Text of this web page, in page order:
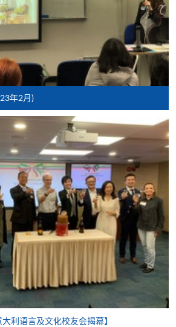
用卡缴交之款项，退款将直接退还
的信用卡户口。
明的学费外，个别课程或有其他额
络有关学科职员。
让他人。一经取录，学员不得转读
对特殊情况，可酌情处理。转读申
须缴付港币120元手续费。
遗失的支票或本票、付款收据或个
。
款证明书，请把填妥之申请表、贴
信封、连同划线支票交回本学院。
为港币30 元。支票抬头注明「香
院」。
年2月)
大利语言及文化校友会揭幕】